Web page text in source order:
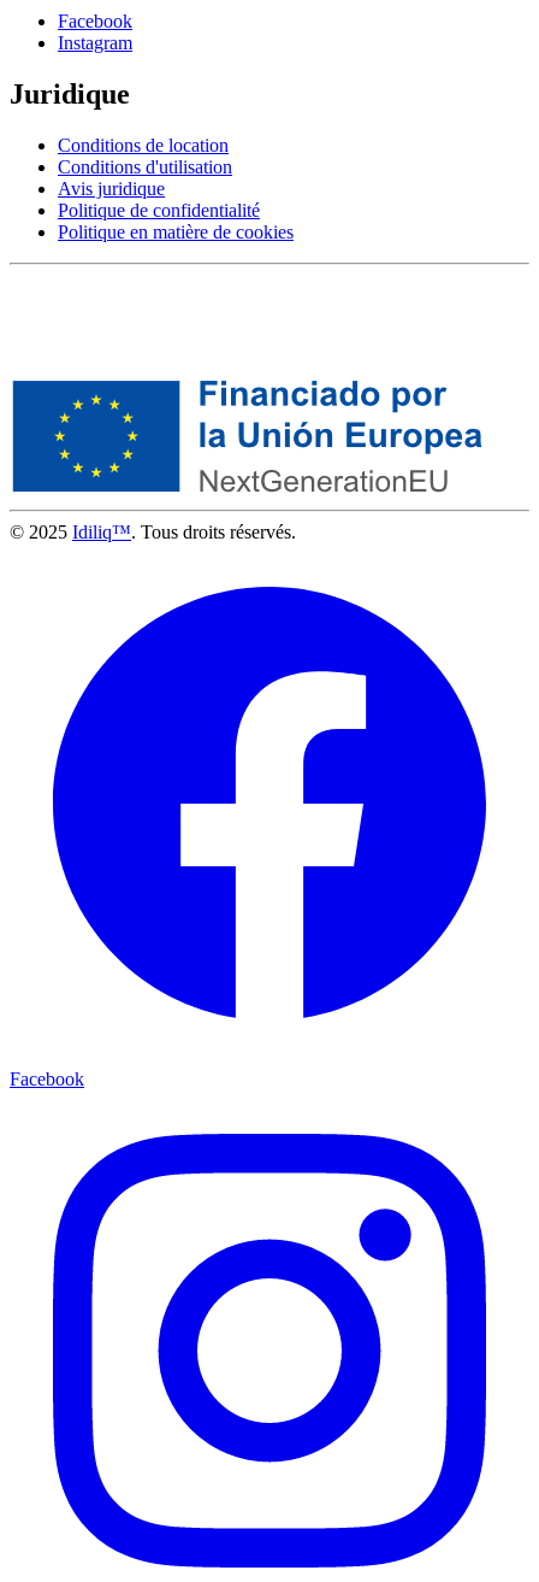
Facebook
Instagram
Juridique
Conditions de location
Conditions d'utilisation
Avis juridique
Politique de confidentialité
Politique en matière de cookies
© 2025 Idiliq™. Tous droits réservés.
Facebook